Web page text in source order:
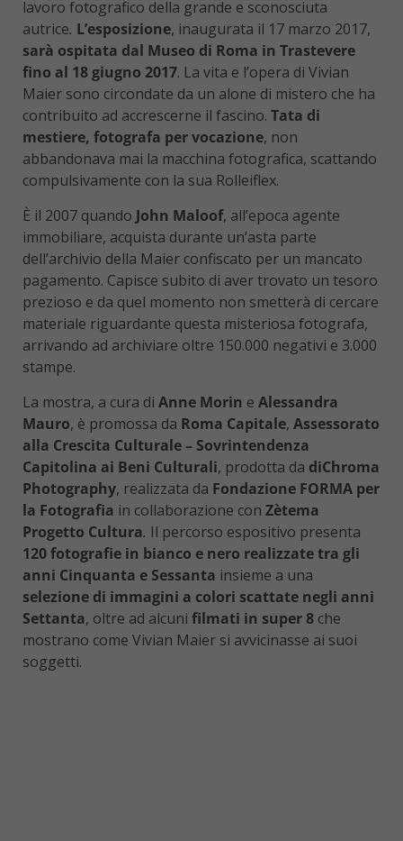
lavoro fotografico della grande e sconosciuta
autrice. L’esposizione, inaugurata il 17 marzo 2017,
sarà ospitata dal Museo di Roma in Trastevere
fino al 18 giugno 2017. La vita e l’opera di Vivian
Maier sono circondate da un alone di mistero che ha
contribuito ad accrescerne il fascino. Tata di
mestiere, fotografa per vocazione, non
abbandonava mai la macchina fotografica, scattando
compulsivamente con la sua Rolleiflex.
È il 2007 quando John Maloof, all’epoca agente
immobiliare, acquista durante un’asta parte
dell’archivio della Maier confiscato per un mancato
pagamento. Capisce subito di aver trovato un tesoro
prezioso e da quel momento non smetterà di cercare
materiale riguardante questa misteriosa fotografa,
arrivando ad archiviare oltre 150.000 negativi e 3.000
stampe.
La mostra, a cura di Anne Morin e Alessandra
Mauro, è promossa da Roma Capitale, Assessorato
alla Crescita Culturale – Sovrintendenza
Capitolina ai Beni Culturali, prodotta da diChroma
Photography, realizzata da Fondazione FORMA per
la Fotografia in collaborazione con Zètema
Progetto Cultura. Il percorso espositivo presenta
120 fotografie in bianco e nero realizzate tra gli
anni Cinquanta e Sessanta insieme a una
selezione di immagini a colori scattate negli anni
Settanta, oltre ad alcuni filmati in super 8 che
mostrano come Vivian Maier si avvicinasse ai suoi
soggetti.